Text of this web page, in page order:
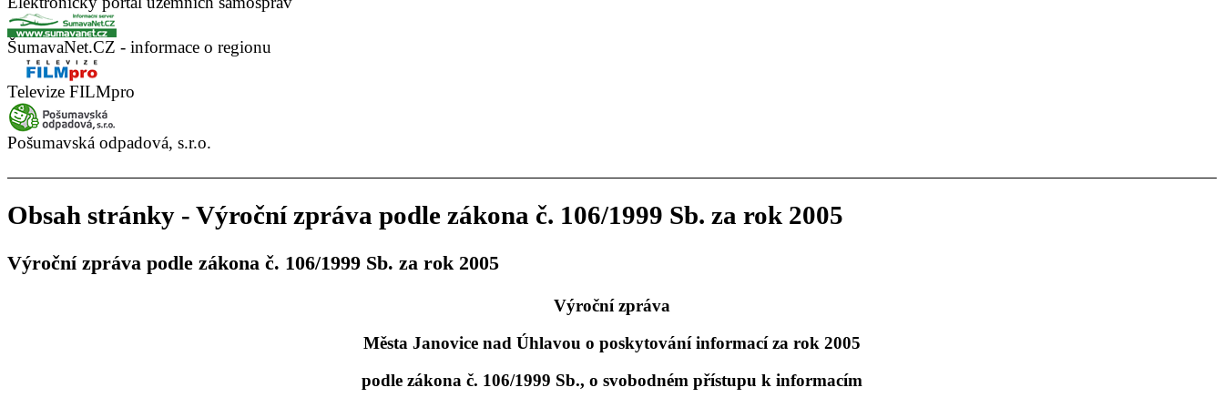
ŠumavaNet.CZ - informace o regionu
Televize FILMpro
Pošumavská odpadová, s.r.o.
Obsah stránky - Výroční zpráva podle zákona č. 106/1999 Sb. za rok 2005
Výroční zpráva podle zákona č. 106/1999 Sb. za rok 2005
Výroční zpráva
Města Janovice nad Úhlavou o poskytování informací za rok 2005
podle zákona č. 106/1999 Sb., o svobodném přístupu k informacím